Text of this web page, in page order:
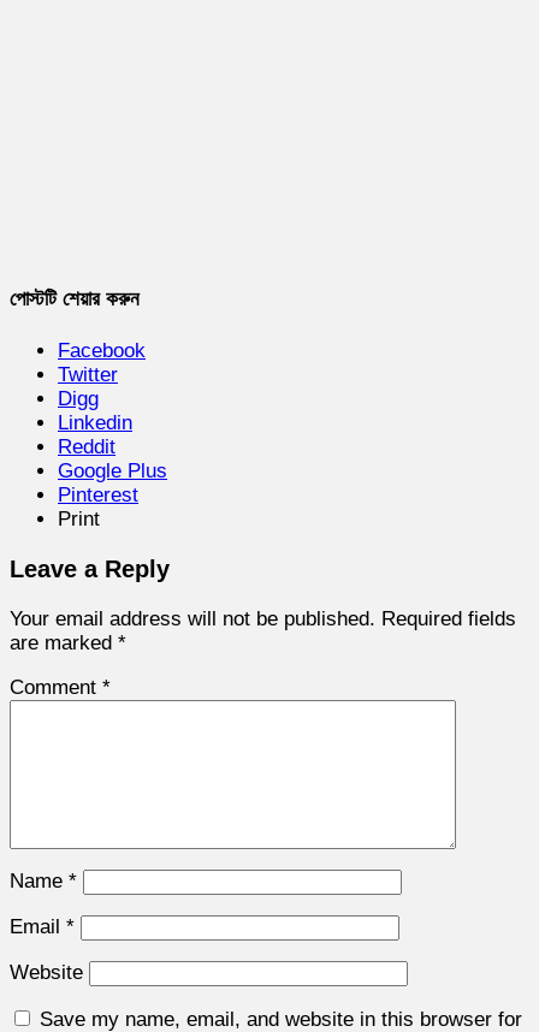
পোস্টটি শেয়ার করুন
Facebook
Twitter
Digg
Linkedin
Reddit
Google Plus
Pinterest
Print
Leave a Reply
Your email address will not be published. Required fields
are marked *
Comment *
Name *
Email *
Website
Save my name, email, and website in this browser for